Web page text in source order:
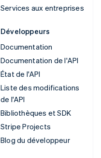
Services aux entreprises
Développeurs
Documentation
Documentation de l'API
État de l'API
Liste des modifications
de l'API
Bibliothèques et SDK
Stripe Projects
Blog du développeur